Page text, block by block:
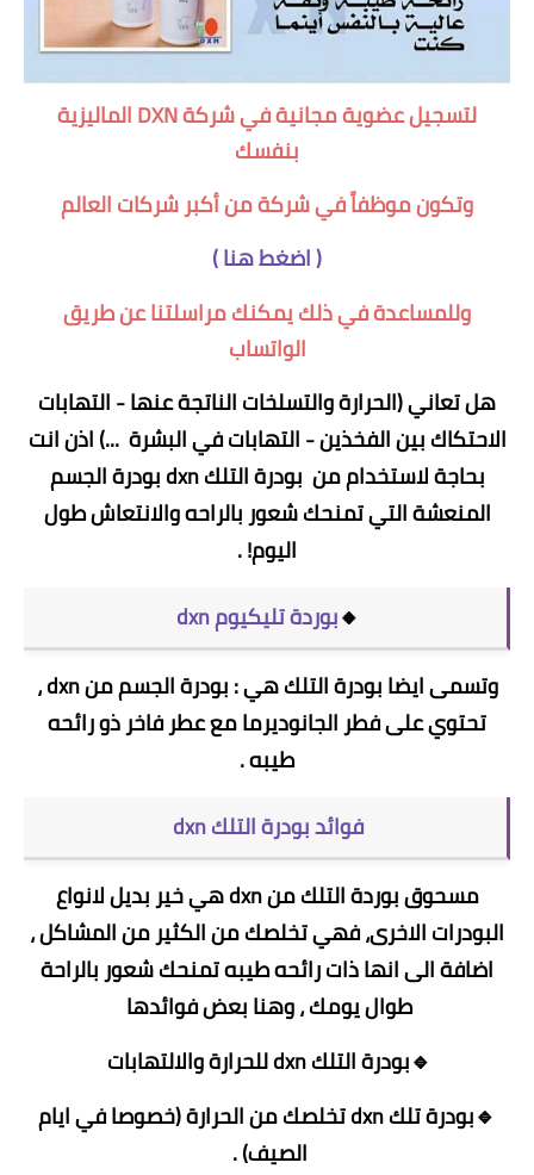
لتسجيل عضوية مجانية في شركة DXN الماليزية
بنفسك
وتكون موظفاً في شركة من أكبر شركات العالم
(اضغط هنا)
وللمساعدة في ذلك يمكنك مراسلتنا عن طريق
الواتساب
هل تعاني (الحرارة والتسلخات الناتجة عنها - التهابات
الاحتكاك بين الفخذين - التهابات في البشرة ...) اذن انت
بحاجة لاستخدام من بودرة التلك dxn بودرة الجسم
المنعشة التي تمنحك شعور بالراحه والانتعاش طول
اليوم! .
🔸بوردة تليكيوم dxn
وتسمى ايضا بودرة التلك هي : بودرة الجسم من dxn ،
تحتوي على فطر الجانوديرما مع عطر فاخر ذو رائحه
طيبه .
فوائد بودرة التلك dxn
مسحوق بوردة التلك من dxn هي خير بديل لانواع
البودرات الاخرى، فهي تخلصك من الكثير من المشاكل ،
اضافة الى انها ذات رائحه طيبه تمنحك شعور بالراحة
طوال يومك ، وهنا بعض فوائدها
🔹بودرة التلك dxn للحرارة والالتهابات
🔹بودرة تلك dxn تخلصك من الحرارة (خصوصا في ايام
الصيف) .